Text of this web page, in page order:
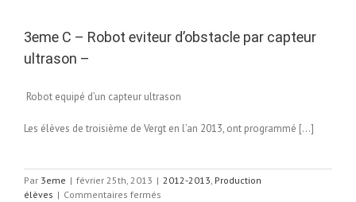
3eme C – Robot eviteur d’obstacle par capteur
ultrason –
Robot equipé d’un capteur ultrason
Les élèves de troisième de Vergt en l’an 2013, ont programmé […]
Par 3eme | février 25th, 2013 | 2012-2013, Production
élèves | Commentaires fermés